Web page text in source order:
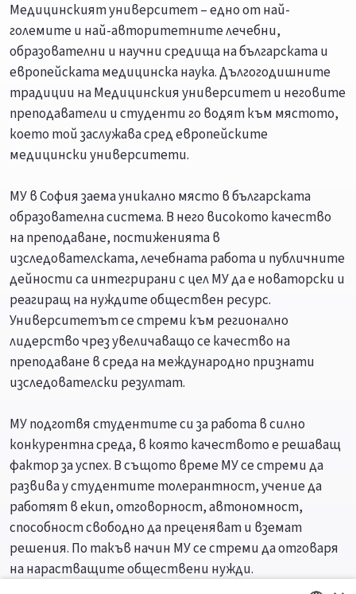
Медицинският университет – едно от най-
големите и най-авторитетните лечебни,
образователни и научни средища на българската и
европейската медицинска наука. Дългогодишните
традиции на Медицинския университет и неговите
преподаватели и студенти го водят към мястото,
което той заслужава сред европейските
медицински университети.
МУ в София заема уникално място в българската
образователна система. В него високото качество
на преподаване, постиженията в
изследователската, лечебната работа и публичните
дейности са интегрирани с цел МУ да е новаторски и
реагиращ на нуждите обществен ресурс.
Университетът се стреми към регионално
лидерство чрез увеличаващо се качество на
преподаване в среда на международно признати
изследователски резултат.
МУ подготвя студентите си за работа в силно
конкурентна среда, в която качеството е решаващ
фактор за успех. В същото време МУ се стреми да
развива у студентите толерантност, учение да
работят в екип, отговорност, автономност,
способност свободно да преценяват и вземат
решения. По такъв начин МУ се стреми да отговаря
на нарастващите обществени нужди.